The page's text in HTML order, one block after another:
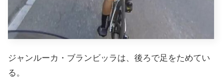
ジャンルーカ・ブランビッラは、後ろで足をためてい
る。